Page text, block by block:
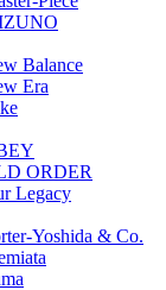
Balance
Era
ORDER
Legacy
Yoshida & Co.